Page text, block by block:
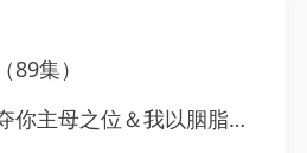
89集）
＆我以胭脂覆山河（79集）常丹丹